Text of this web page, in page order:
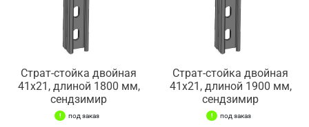
Страт-стойка двойная
41х21, длиной 1800 мм,
сендзимир
под заказ
Страт-стойка двойная
41х21, длиной 1900 мм,
сендзимир
под заказ